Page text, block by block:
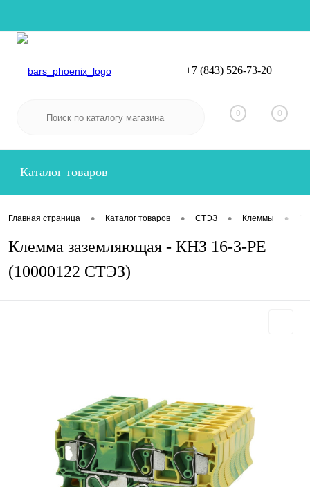
Вход
+7 (843) 526-73-20
0 0
Каталог товаров
Главная страница • Каталог товаров • СТЭЗ • Клеммы •
Клемма заземляющая - КНЗ 16-3-РЕ
(10000122 СТЭЗ)